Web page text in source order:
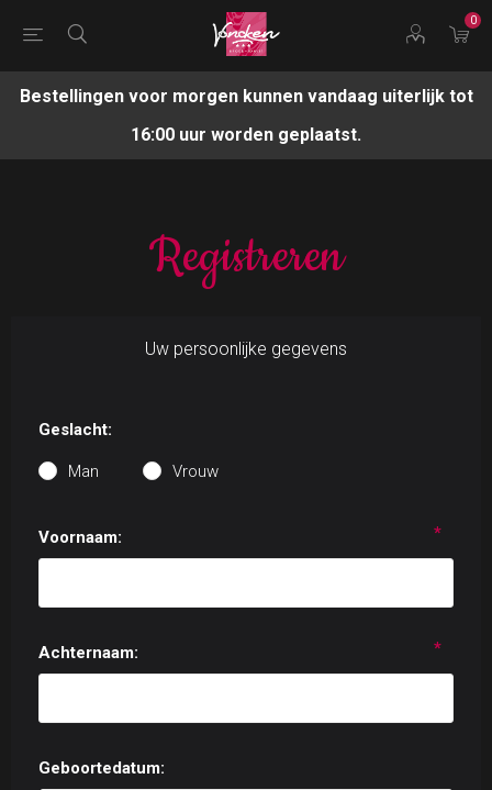
0
Bestellingen voor morgen kunnen vandaag uiterlijk tot
16:00 uur worden geplaatst.
Registreren
Uw persoonlijke gegevens
Geslacht:
Man Vrouw
Voornaam: *
Achternaam: *
Geboortedatum: